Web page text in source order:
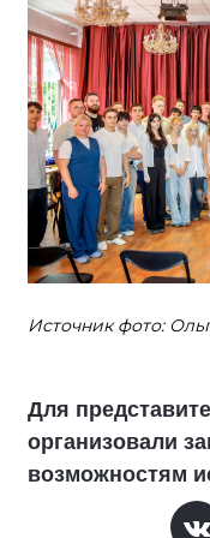
Источник фото:
Для
организовали
возможностям